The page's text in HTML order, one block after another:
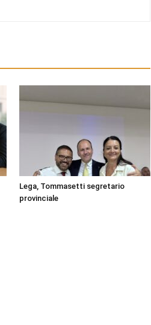
Lega, Tommasetti segretario
provinciale